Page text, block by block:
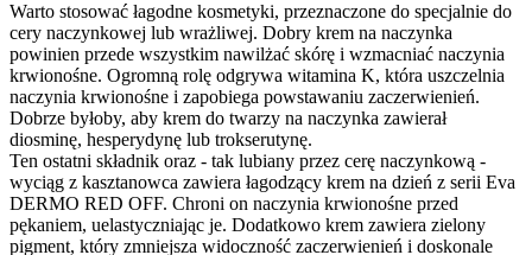
Warto stosować łagodne kosmetyki, przeznaczone do specjalnie do
cery naczynkowej lub wrażliwej. Dobry krem na naczynka
powinien przede wszystkim nawilżać skórę i wzmacniać naczynia
krwionośne. Ogromną rolę odgrywa witamina K, która uszczelnia
naczynia krwionośne i zapobiega powstawaniu zaczerwienień.
Dobrze byłoby, aby krem do twarzy na naczynka zawierał
diosminę, hesperydynę lub trokserutynę.
Ten ostatni składnik oraz - tak lubiany przez cerę naczynkową -
wyciąg z kasztanowca zawiera łagodzący krem na dzień z serii Eva
DERMO RED OFF. Chroni on naczynia krwionośne przed
pękaniem, uelastyczniając je. Dodatkowo krem zawiera zielony
pigment, który zmniejsza widoczność zaczerwienień i doskonale